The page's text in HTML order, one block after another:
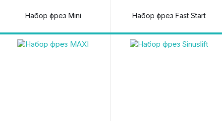
Набор фрез Mini Набор фрез Fast Start